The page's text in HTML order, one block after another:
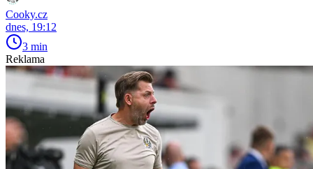
Cooky.cz
dnes, 19:12
3 min
Reklama